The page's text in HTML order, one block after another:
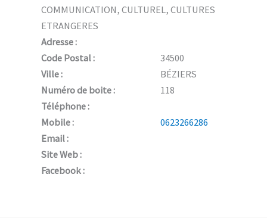
COMMUNICATION, CULTUREL, CULTURES
ETRANGERES
Adresse :
Code Postal :
34500
Ville :
BÉZIERS
Numéro de boite :
118
Téléphone :
Mobile :
0623266286
Email :
Site Web :
Facebook :